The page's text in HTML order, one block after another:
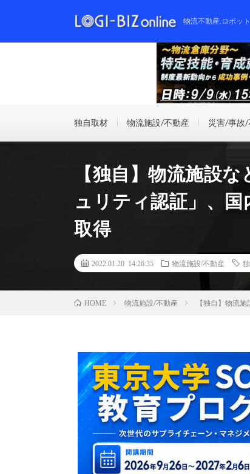
物流不動産,ロボッ
独自取材 物流施設/不動産 災害/事故/
【独自】物流施設
ュリティ認証」、
取得
2022.01.20 14:26:35 物流施設/不動産
HOME 物流施設/不動産 【独自】物流